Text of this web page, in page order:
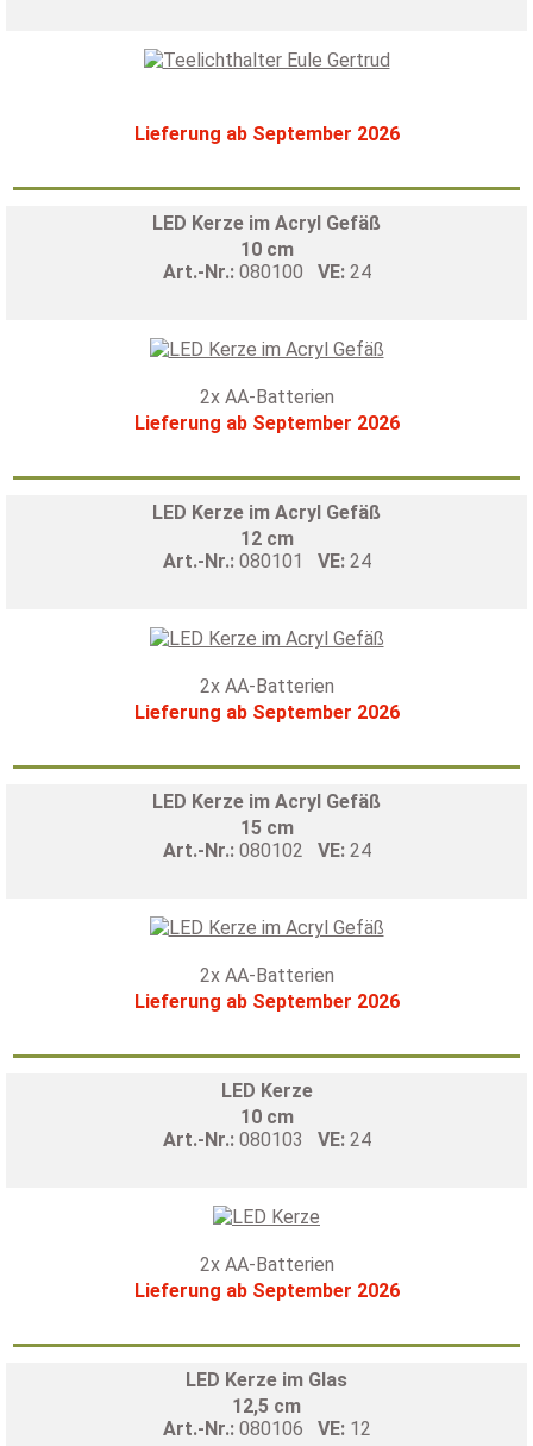
Lieferung ab September 2026
LED Kerze im Acryl Gefäß
10 cm
Art.-Nr.: 080100 VE: 24
2x AA-Batterien
Lieferung ab September 2026
LED Kerze im Acryl Gefäß
12 cm
Art.-Nr.: 080101 VE: 24
2x AA-Batterien
Lieferung ab September 2026
LED Kerze im Acryl Gefäß
15 cm
Art.-Nr.: 080102 VE: 24
2x AA-Batterien
Lieferung ab September 2026
LED Kerze
10 cm
Art.-Nr.: 080103 VE: 24
2x AA-Batterien
Lieferung ab September 2026
LED Kerze im Glas
12,5 cm
Art.-Nr.: 080106 VE: 12